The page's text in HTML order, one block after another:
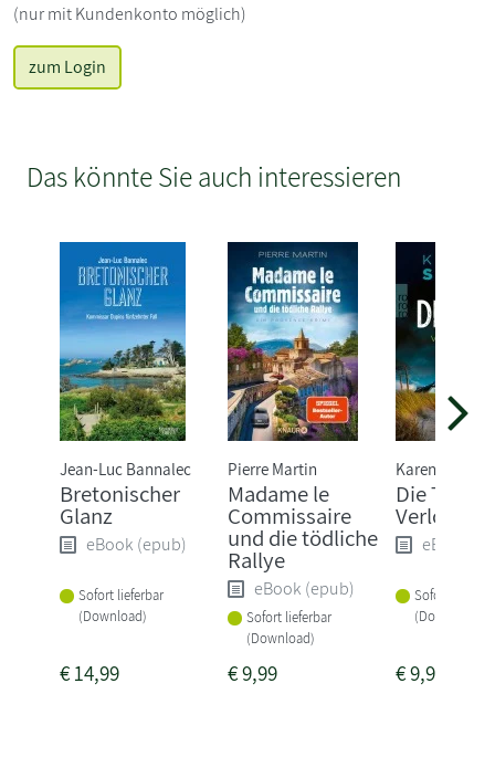
(nur mit Kundenkonto möglich)
zum Login
Das könnte Sie auch interessieren
Jean-Luc Bannalec
Bretonischer
Glanz
eBook (epub)
Sofort lieferbar
(Download)
€14,99
Pierre Martin
Madame le
Commissaire
und die tödliche
Rallye
eBook (epub)
Sofort lieferbar
(Download)
€9,99
Karen Sander
Die Tiefe:
Verloren
eBook
Sofort
(Download)
€9,99